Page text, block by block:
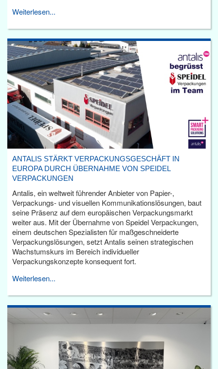
Weiterlesen...
ANTALIS STÄRKT VERPACKUNGSGESCHÄFT IN
EUROPA DURCH ÜBERNAHME VON SPEIDEL
VERPACKUNGEN
Antalis, ein weltweit führender Anbieter von Papier-,
Verpackungs- und visuellen Kommunikationslösungen, baut
seine Präsenz auf dem europäischen Verpackungsmarkt
weiter aus. Mit der Übernahme von Speidel Verpackungen,
einem deutschen Spezialisten für maßgeschneiderte
Verpackungslösungen, setzt Antalis seinen strategischen
Wachstumskurs im Bereich individueller
Verpackungskonzepte konsequent fort.
Weiterlesen...